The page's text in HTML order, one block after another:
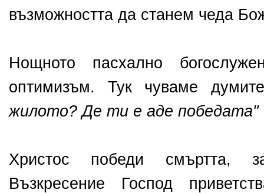
възможността да станем чеда
Нощното пасхално
оптимизъм. Тук чуваме
жилото? Де ти е аде победата"
Христос победи смъртта,
Възкресение Господ